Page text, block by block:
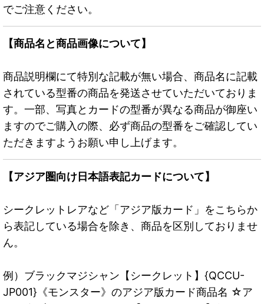
でご注意ください。
【商品名と商品画像について】
商品説明欄にて特別な記載が無い場合、商品名に記載
されている型番の商品を発送させていただいておりま
す。一部、写真とカードの型番が異なる商品が御座い
ますのでご購入の際、必ず商品の型番をご確認してい
ただきますようお願い申し上げます。
【アジア圏向け日本語表記カードについて】
シークレットレアなど「アジア版カード」をこちらか
ら表記している場合を除き、商品を区別しておりませ
ん。
例）ブラックマジシャン【シークレット】{QCCU-
JP001}《モンスター》のアジア版カード商品名 ☆ア